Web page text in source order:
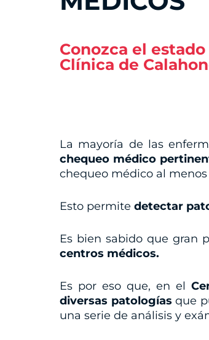
Conozca el
Clínica de
La mayoría de las
chequeo médico
chequeo médico al menos
Esto permite detectar
Es bien sabido que gran
centros médicos.
Es por eso que, en el
diversas patologías que
una serie de análisis y